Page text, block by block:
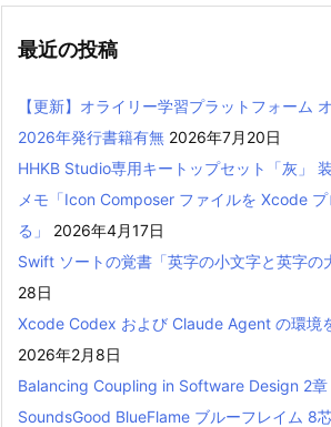
最近の投稿
【更新】オライリー学習プラットフォーム
2026年発行書籍有無 2026年7月20日
HHKB Studio専用キートップセット「灰」
メモ「Icon Composer ファイルを Xcode
る」
2026年4月17日
Swift ソートの覚書「英字の小文字と英字の
28日
Xcode Codex および Claude Agent の環境
2026年2月8日
Balancing Coupling in Software Design 2章
SoundsGood BlueFlame ブルーフレイム 8